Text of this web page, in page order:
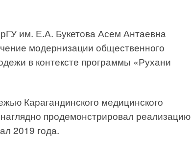
им. Е.А. Букетова Асем Антаевна
модернизации общественного
в контексте программы «Рухани
Карагандинского медицинского
продемонстрировал реализацию
2019 года.